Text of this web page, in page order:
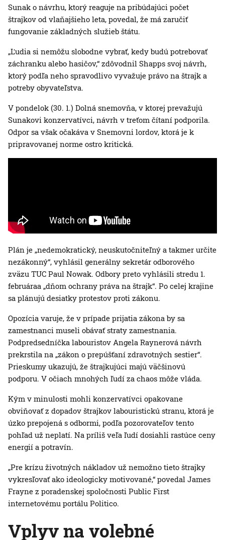
Sunak o návrhu, ktorý reaguje na pribúdajúci počet
štrajkov od vlaňajšieho leta, povedal, že má zaručiť
fungovanie základných služieb štátu.
„Ľudia si nemôžu slobodne vybrať, kedy budú potrebovať
záchranku alebo hasičov,“ zdôvodnil Shapps svoj návrh,
ktorý podľa neho spravodlivo vyvažuje právo na štrajk a
potreby obyvateľstva.
V pondelok (30. 1.) Dolná snemovňa, v ktorej prevažujú
Sunakovi konzervatívci, návrh v treťom čítaní podporila.
Odpor sa však očakáva v Snemovni lordov, ktorá je k
pripravovanej norme ostro kritická.
Plán je „nedemokratický, neuskutočniteľný a takmer určite
nezákonný“, vyhlásil generálny sekretár odborového
zväzu TUC Paul Nowak. Odbory preto vyhlásili stredu 1.
februáraa „dňom ochrany práva na štrajk“. Po celej krajine
sa plánujú desiatky protestov proti zákonu.
Opozícia varuje, že v prípade prijatia zákona by sa
zamestnanci museli obávať straty zamestnania.
Podpredsedníčka labouristov Angela Raynerová návrh
prekrstila na „zákon o prepúšťaní zdravotných sestier“.
Prieskumy ukazujú, že štrajkujúci majú väčšinovú
podporu. V očiach mnohých ľudí za chaos môže vláda.
Kým v minulosti mohli konzervatívci opakovane
obviňovať z dopadov štrajkov labouristickú stranu, ktorá je
úzko prepojená s odbormi, podľa pozorovateľov tento
pohľad už neplatí. Na príliš veľa ľudí dosiahli rastúce ceny
energií a potravín.
„Pre krízu životných nákladov už nemožno tieto štrajky
vykresľovať ako ideologicky motivované,“ povedal James
Frayne z poradenskej spoločnosti Public First
internetovému portálu Politico.
Vplyv na volebné